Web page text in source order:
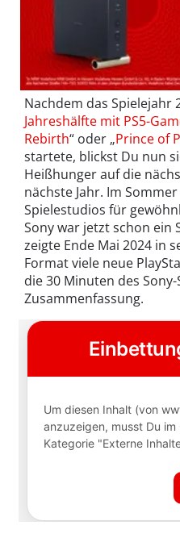
Nachdem das Spielejahr
Jahreshälfte mit PS5-
Rebirth“ oder „Prince of
startete, blickst Du nun
Heißhunger auf die
nächste Jahr. Im
Spielestudios für
Sony war jetzt schon ein
zeigte Ende Mai 2024 in
Format viele neue
die 30 Minuten des
Zusammenfassung.